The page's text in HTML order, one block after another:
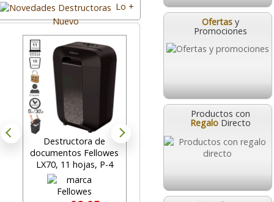
Ofertas y
Promociones
Productos con
Regalo Directo
Lo +
Nuevo
Destructora de
documentos Fellowes
LX70, 11 hojas, P-4
Destructora profesional
Fellowes LX221